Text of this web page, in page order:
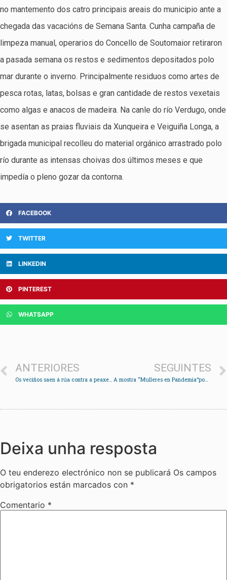
no mantemento dos catro principais areais do municipio ante a
chegada das vacacións de Semana Santa. Cunha campaña de
limpeza manual, operarios do Concello de Soutomaior retiraron
a pasada semana os restos e sedimentos depositados polo
mar durante o inverno. Principalmente residuos como artes de
pesca rotas, latas, bolsas e gran cantidade de restos vexetais
como algas e anacos de madeira. Na canle do río Verdugo, onde
se asentan as praias fluviais da Xunqueira e Veiguiña Longa, a
brigada municipal recolleu do material orgánico arrastrado polo
río durante as intensas choivas dos últimos meses e que
impedía o pleno gozar da contorna.
FACEBOOK
TWITTER
LINKEDIN
PINTEREST
WHATSAPP
ANTERIORES SEGUINTES
A mostra “Mulleres en Pandemia”pode visitarse no Paseo da Xunqueira
Deixa unha resposta
O teu enderezo electrónico non se publicará Os campos
obrigatorios están marcados con *
Comentario *